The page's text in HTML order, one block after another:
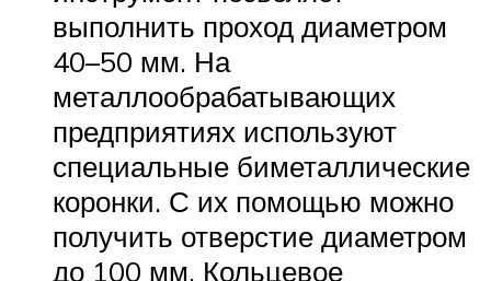
выполнить проход диаметром
40–50 мм. На
металлообрабатывающих
предприятиях используют
специальные биметаллические
коронки. С их помощью можно
получить отверстие диаметром
до 100 мм. Кольцевое